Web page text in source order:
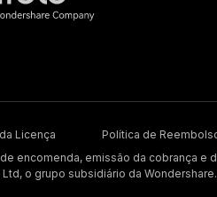
Licença Política de
encomenda, emissão da cobrança e
o grupo subsidiário da Wondershare.